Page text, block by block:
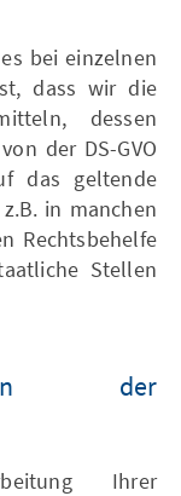
bei einzelnen
dass wir die
dessen
der DS-GVO
das geltende
in manchen
Rechtsbehelfe
Stellen
der
Ihrer